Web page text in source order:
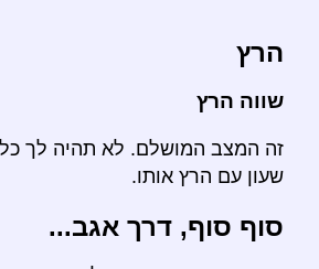
הרץ
שווה הרץ
זה המצב המושלם. לא תהיה לך
שעון עם הרץ אותו.
סוף סוף, דרך אגב...